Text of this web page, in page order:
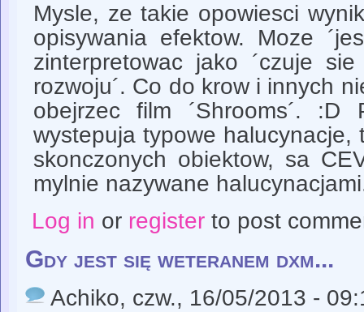
Mysle, ze takie opowiesci
opisywania efektow. Moze
zinterpretowac jako ´czuje
rozwoju´. Co do krow i innych
obejrzec film ´Shrooms´.
wystepuja typowe halucynacje,
skonczonych obiektow, sa
mylnie nazywane
Log in or registerto post
Gdy jest się weteranem dxm...
Achiko, czw., 16/05/2013 -